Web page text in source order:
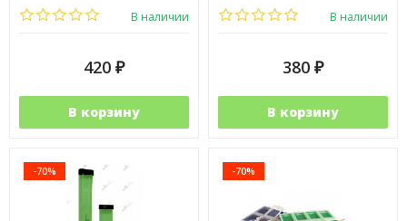
В наличии
420 ₽
В корзину
В наличии
380 ₽
В корзину
-70% -70%